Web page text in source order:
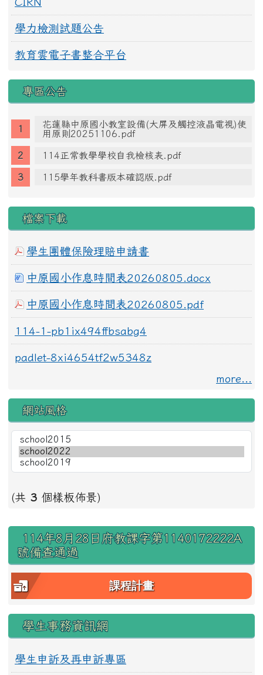
學力檢測試題公告
教育雲電子書整合平台
專區公告
花蓮縣中原國小教室設備(大屏及觸控液晶電視)使
用原則20251106.pdf
114正常教學學校自我檢核表.pdf
115學年教科書版本確認版.pdf
檔案下載
學生團體保險理賠申請書
中原國小作息時間表20260805.docx
中原國小作息時間表20260805.pdf
114-1-pb1ix494ffbsabg4
padlet-8xi4654tf2w5348z
more...
網站風格
(共 3 個樣板佈景)
右邊區域內容
114年8月28日府教課字第1140172222A
號備查通過
課程計畫
學生事務資訊網
學生申訴及再申訴專區